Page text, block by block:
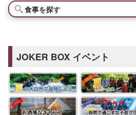
食事を探す
JOKER BOX イベント